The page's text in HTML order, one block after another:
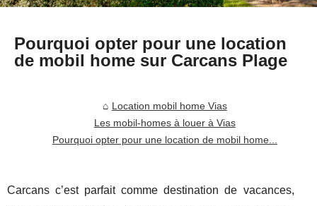
Pourquoi opter pour une location
de mobil home sur Carcans Plage
Location mobil home Vias
Les mobil-homes à louer à Vias
Pourquoi opter pour une location de mobil home...
Carcans c’est parfait comme destination de vacances,